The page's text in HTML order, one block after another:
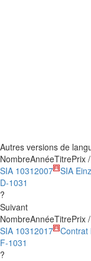
Autres versions de
NombreAnnéeTitrePrix
SIA 1031
D-1031
?
2007 SIA
Suivant
NombreAnnéeTitrePrix
SIA 1031
F-1031
?
2017 Contrat